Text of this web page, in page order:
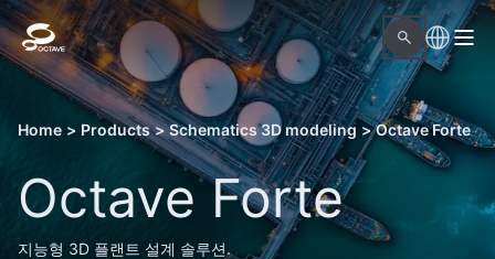
Home > Products > Schematics 3D modeling > Octave Forte
Octave Forte
지능형 3D 플랜트 설계 솔루션.